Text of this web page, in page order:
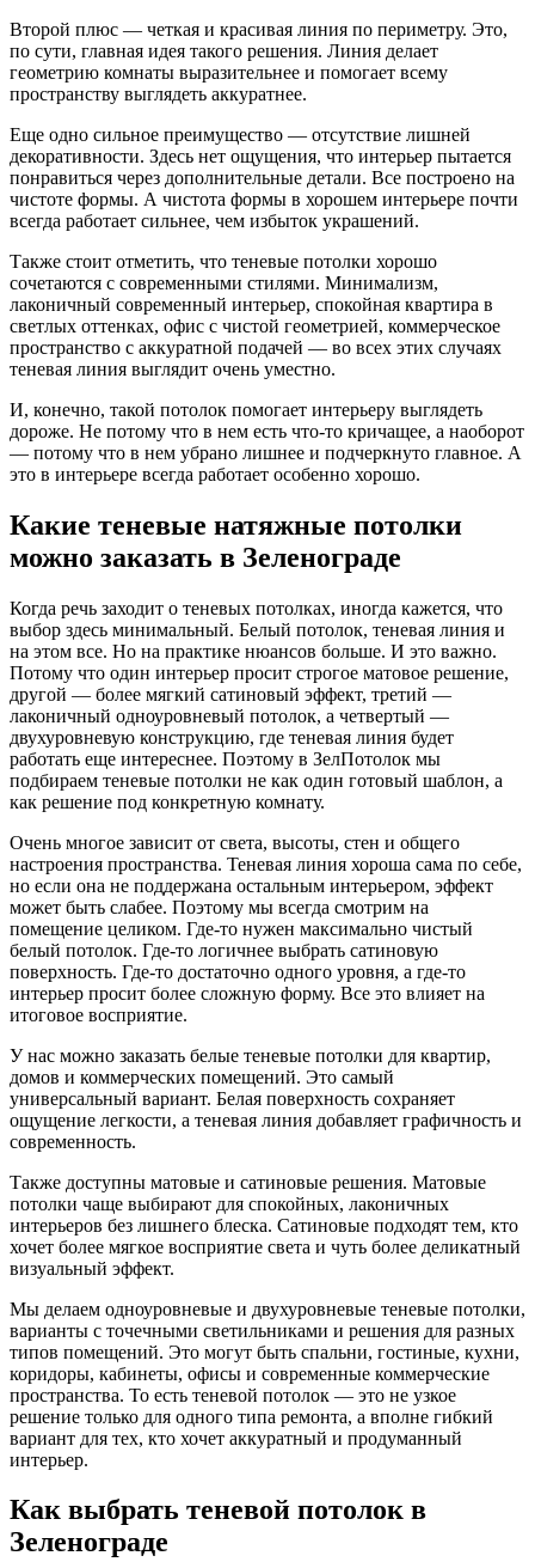
Второй плюс — четкая и красивая линия по периметру. Это,
по сути, главная идея такого решения. Линия делает
геометрию комнаты выразительнее и помогает всему
пространству выглядеть аккуратнее.
Еще одно сильное преимущество — отсутствие лишней
декоративности. Здесь нет ощущения, что интерьер пытается
понравиться через дополнительные детали. Все построено на
чистоте формы. А чистота формы в хорошем интерьере почти
всегда работает сильнее, чем избыток украшений.
Также стоит отметить, что теневые потолки хорошо
сочетаются с современными стилями. Минимализм,
лаконичный современный интерьер, спокойная квартира в
светлых оттенках, офис с чистой геометрией, коммерческое
пространство с аккуратной подачей — во всех этих случаях
теневая линия выглядит очень уместно.
И, конечно, такой потолок помогает интерьеру выглядеть
дороже. Не потому что в нем есть что-то кричащее, а наоборот
— потому что в нем убрано лишнее и подчеркнуто главное. А
это в интерьере всегда работает особенно хорошо.
Какие теневые натяжные потолки
можно заказать в Зеленограде
Когда речь заходит о теневых потолках, иногда кажется, что
выбор здесь минимальный. Белый потолок, теневая линия и
на этом все. Но на практике нюансов больше. И это важно.
Потому что один интерьер просит строгое матовое решение,
другой — более мягкий сатиновый эффект, третий —
лаконичный одноуровневый потолок, а четвертый —
двухуровневую конструкцию, где теневая линия будет
работать еще интереснее. Поэтому в ЗелПотолок мы
подбираем теневые потолки не как один готовый шаблон, а
как решение под конкретную комнату.
Очень многое зависит от света, высоты, стен и общего
настроения пространства. Теневая линия хороша сама по себе,
но если она не поддержана остальным интерьером, эффект
может быть слабее. Поэтому мы всегда смотрим на
помещение целиком. Где-то нужен максимально чистый
белый потолок. Где-то логичнее выбрать сатиновую
поверхность. Где-то достаточно одного уровня, а где-то
интерьер просит более сложную форму. Все это влияет на
итоговое восприятие.
У нас можно заказать белые теневые потолки для квартир,
домов и коммерческих помещений. Это самый
универсальный вариант. Белая поверхность сохраняет
ощущение легкости, а теневая линия добавляет графичность и
современность.
Также доступны матовые и сатиновые решения. Матовые
потолки чаще выбирают для спокойных, лаконичных
интерьеров без лишнего блеска. Сатиновые подходят тем, кто
хочет более мягкое восприятие света и чуть более деликатный
визуальный эффект.
Мы делаем одноуровневые и двухуровневые теневые потолки,
варианты с точечными светильниками и решения для разных
типов помещений. Это могут быть спальни, гостиные, кухни,
коридоры, кабинеты, офисы и современные коммерческие
пространства. То есть теневой потолок — это не узкое
решение только для одного типа ремонта, а вполне гибкий
вариант для тех, кто хочет аккуратный и продуманный
интерьер.
Как выбрать теневой потолок в
Зеленограде